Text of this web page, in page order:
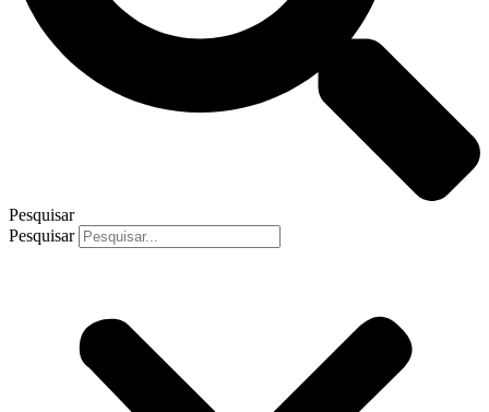
Pesquisar
Pesquisar